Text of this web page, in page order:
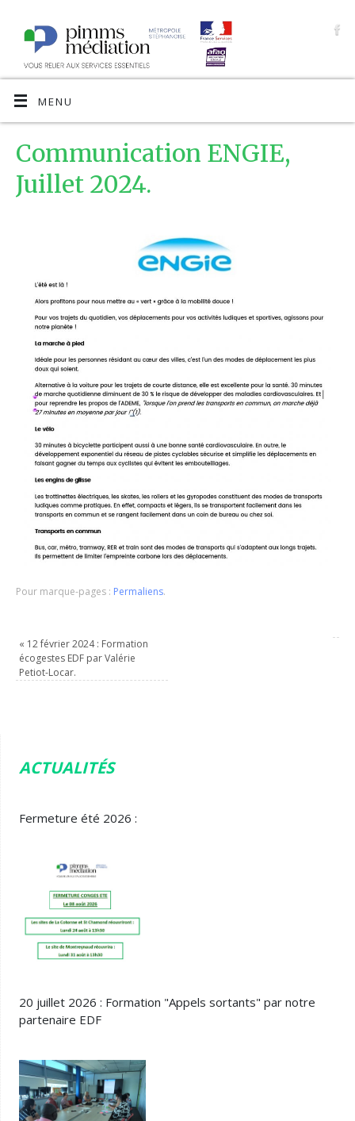
MENU
Communication ENGIE,
Juillet 2024.
Pour marque-pages : Permaliens.
« 12 février 2024 : Formation
écogestes EDF par Valérie
Petiot-Locar.
ACTUALITÉS
Fermeture été 2026 :
20 juillet 2026 : Formation "Appels sortants" par notre
partenaire EDF